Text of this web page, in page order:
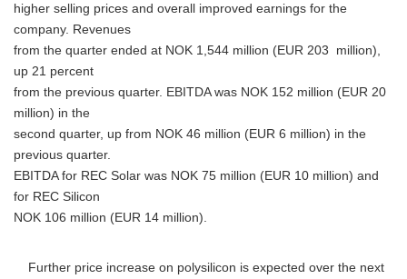
higher selling prices and overall improved earnings for the
company. Revenues
from the quarter ended at NOK 1,544 million (EUR 203 million),
up 21 percent
from the previous quarter. EBITDA was NOK 152 million (EUR 20
million) in the
second quarter, up from NOK 46 million (EUR 6 million) in the
previous quarter.
EBITDA for REC Solar was NOK 75 million (EUR 10 million) and
for REC Silicon
NOK 106 million (EUR 14 million).
Further price increase on polysilicon is expected over the next